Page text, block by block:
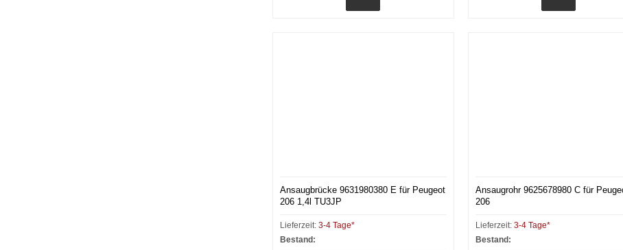
Ansaugbrücke 9631980380 E für Peugeot
206 1,4l TU3JP
Lieferzeit: 3-4 Tage*
Bestand:
Ansaugrohr 9625678980 C für
206
Lieferzeit: 3-4 Tage*
Bestand: